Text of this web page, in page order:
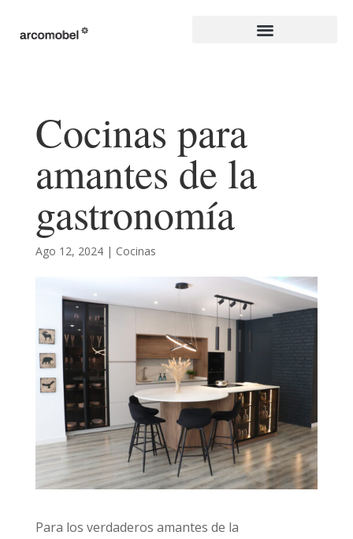
Cocinas para
amantes de la
gastronomía
Ago 12, 2024| Cocinas
Para los verdaderos amantes de la